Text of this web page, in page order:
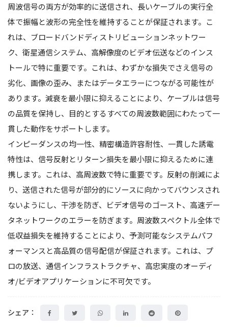
周波信号の両方が効率的に送信され、長いケーブルの実行全
体で振幅と波形の完全性を維持することが保証されます。こ
れは、ブロードバンドディストリビューションネットワー
ク、衛星通信システム、高解像度のビデオ伝送などのインス
トールで特に重要です。これは、わずかな損失でさえ信号の
劣化、画像の歪み、またはデータエラーにつながる可能性が
あります。減衰を最小限に抑えることにより、ケーブルは信号
の品質を保持し、目的とするすべての周波数範囲にわたって一
貫した動作をサポートします。
インピーダンスの均一性、精密構造許容耐性、一貫した誘電
特性は、信号反射とリターン損失を最小限に抑えるために連
携します。これは、高周波数で特に重要です。反射の削減によ
り、送信された信号が部分的にソースに向かってバウンスされ
ないようにし、干渉を防ぎ、ビデオ信号のゴースト、高速デー
タネットワークのエラーを防ぎます。周波数スペクトル全体で
低収益損失を維持することにより、予測可能なシステムパフ
ォーマンスと高品質の信号配信が保証されます。これは、プ
ロの放送、通信インフラストラクチャ、高忠実度のオーディ
オ/ビデオアプリケーションに不可欠です。
シェア：